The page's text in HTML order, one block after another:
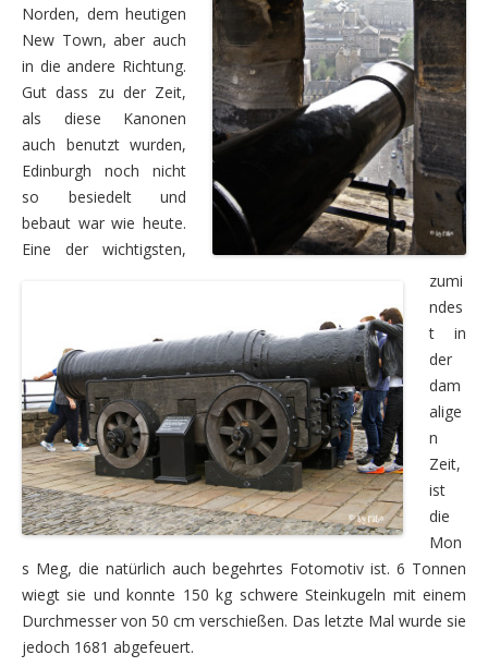
Sonntag, 9.08. – Ziel ist Geiranger
Montag, 10.08. – Wandern und Motorradrunde
Dienstag, 11.08. – Regenfahrt am Trollstigen vorbei
Mittwoch, 12.08. – Weiterfahrt nach Gjora
Donnerstag, 13.08. – Moschusochsen im Dovrefjell
Freitag, 14.08. – über eine alte
Samstag, 15.08. – über die höchste Passstraße
Die vierte Woche – das Ende naht
Sonntag, 16.08. – Wanderung zu den drei
Montag, 17.08. – Wassermühlen in Vang, Stabkirche
Dienstag, 18.08. – zum Olympiacentrum Lillehammer
Mittwoch, 19.08. – letzter Fahrtag nach Oslo
Freitag, 21.08. – einschiffen
Norden, dem heutigen
New Town, aber auch
in die andere Richtung.
Gut dass zu der Zeit,
als diese Kanonen
auch benutzt wurden,
Edinburgh noch nicht
so besiedelt und
bebaut war wie heute.
Eine der wichtigsten,
zumi
ndes
t in
der
dam
alige
n
Zeit,
ist
die
Mon
s Meg, die natürlich auch begehrtes Fotomotiv ist. 6 Tonnen
wiegt sie und konnte 150 kg schwere Steinkugeln mit einem
Durchmesser von 50 cm verschießen. Das letzte Mal wurde sie
jedoch 1681 abgefeuert.